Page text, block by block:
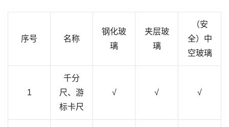
序号 名称
钢化玻
璃
夹层玻
璃
（安
全）中
空玻璃
1
千分
尺、游
标卡尺
√ √ √